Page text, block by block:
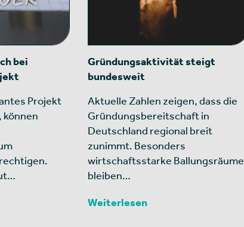
bei
Projekt
können
Gründungsaktivität steigt
bundesweit
Aktuelle Zahlen zeigen, dass die
Gründungsbereitschaft in
Deutschland regional breit
zunimmt. Besonders
wirtschaftsstarke Ballungsräume
bleiben…
Weiterlesen